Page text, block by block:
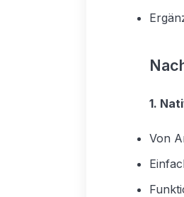
1.
Von